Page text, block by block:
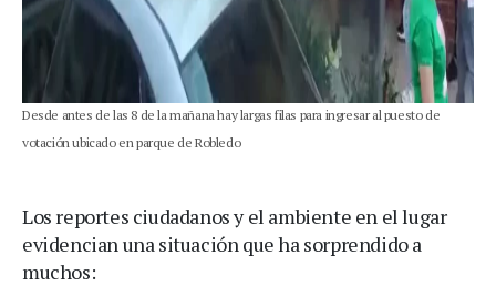
Desde antes de las 8 de la mañana hay largas filas para ingresar al puesto de
votación ubicado en parque de Robledo
Los reportes ciudadanos y el ambiente en el lugar
evidencian una situación que ha sorprendido a
muchos: